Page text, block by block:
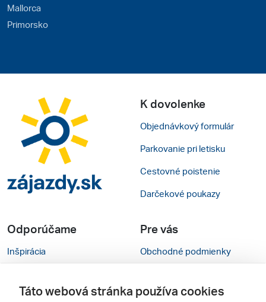
Mallorca
Primorsko
K dovolenke
Objednávkový formulár
Parkovanie pri letisku
Cestovné poistenie
Darčekové poukazy
Odporúčame
Inšpirácia
Cestovné kancelárie
Pre vás
Obchodné podmienky
Nastavenie cookies
Táto webová stránka používa cookies